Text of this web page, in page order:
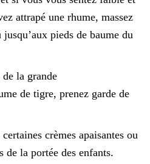
attrapé une rhume, massez
pieds de baume du
de la grande
de tigre, prenez garde de
crèmes apaisantes ou
de la portée des enfants.